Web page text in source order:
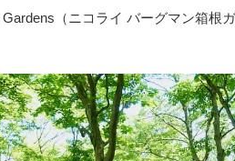
（ニコライ バーグマン箱根